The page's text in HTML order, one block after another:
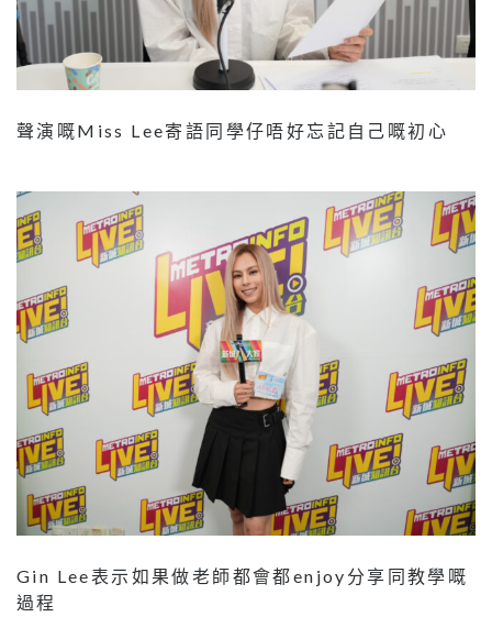
聲演嘅Miss Lee寄語同學仔唔好忘記自己嘅初心
Gin Lee表示如果做老師都會都enjoy分享同教學嘅
過程